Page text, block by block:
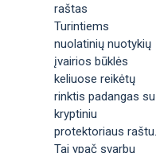
raštas
Turintiems
nuolatinių nuotykių
įvairios būklės
keliuose reikėtų
rinktis padangas su
kryptiniu
protektoriaus raštu.
Tai ypač svarbu